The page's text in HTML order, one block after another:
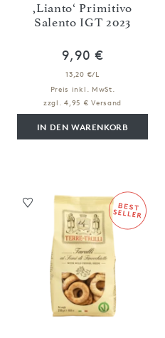
,Lianto‘ Primitivo
Salento IGT 2023
9,90 €
13,20 €/L
Preis inkl. MwSt.
zzgl. 4,95 € Versand
IN DEN WARENKORB